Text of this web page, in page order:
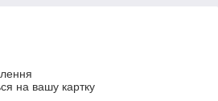
на вашу картку